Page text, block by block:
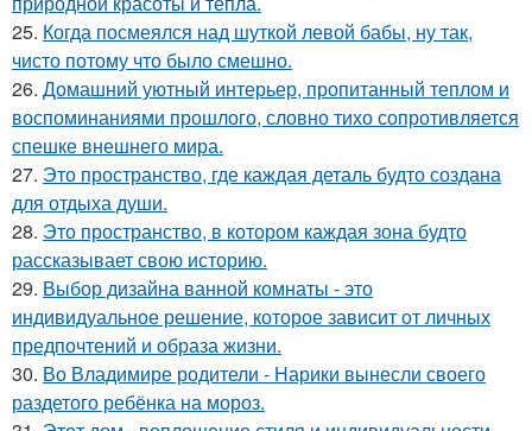
25. Когда посмеялся над шуткой левой бабы, ну так,
чисто потому что было смешно.
26. Домашний уютный интерьер, пропитанный теплом и
воспоминаниями прошлого, словно тихо сопротивляется
спешке внешнего мира.
27. Это пространство, где каждая деталь будто создана
для отдыха души.
28. Это пространство, в котором каждая зона будто
рассказывает свою историю.
29. Выбор дизайна ванной комнаты - это
индивидуальное решение, которое зависит от личных
предпочтений и образа жизни.
30. Во Владимире родители - Нарики вынесли своего
раздетого ребёнка на мороз.